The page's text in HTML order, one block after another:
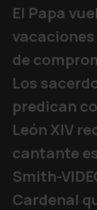
El Papa
de
Los
predican
León XIV
cantante
Smith-
Cardenal